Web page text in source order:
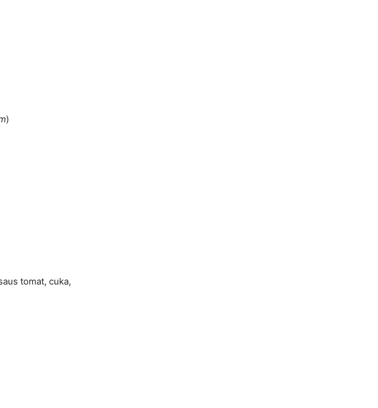
)
tomat, cuka,